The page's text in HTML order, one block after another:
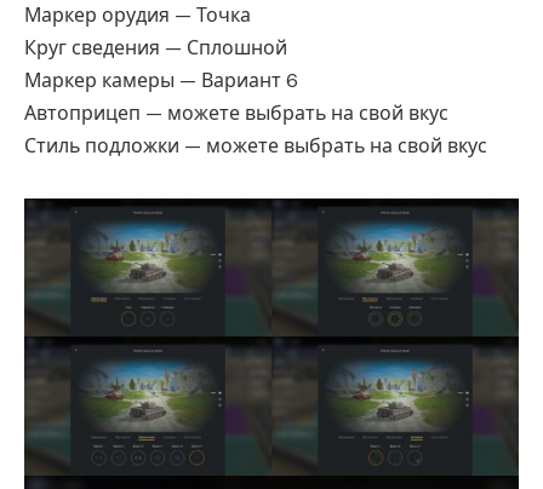
Маркер орудия — Точка
Круг сведения — Сплошной
Маркер камеры — Вариант 6
Автоприцеп — можете выбрать на свой вкус
Стиль подложки — можете выбрать на свой вкус